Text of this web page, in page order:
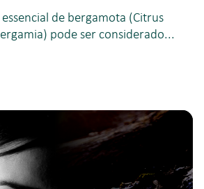
de bergamota (Citrus
pode ser considerado...